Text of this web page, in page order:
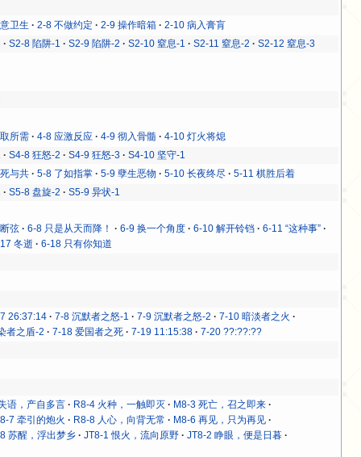
卫生 2-8 不做约定 2-9 操作暗箱
2-10 病入膏肓
S2-8 陷阱-1 S2-9 陷阱-2 S2-10 窒息-1 S2-11 窒息-2 S2-12 窒息-3
所需 4-8 应激反应 4-9 彻入骨髓
4-10 灯火将熄
S4-8 狂怒-2 S4-9 狂怒-3
S4-10 坚守-1
与共
5-8 了如指掌 5-9 孽生恶物 5-10 长夜终尽
5-11 棋胜后着
S5-8 盘旋-2 S5-9 异状-1
弦 6-8 只是从天而降！ 6-9 换一个角度 6-10 解开铃铛
6-11 “这种事”
冬逝
6-18 只有你知道
26:37:14 7-8 沉默者之怒-1 7-9 沉默者之怒-2
7-10 暗淡者之火
者之盾-2
7-18 爱国者之死 7-19 11:15:38 7-20 ??:??:??
语，产自多言 R8-4 火种，一触即灭
M8-3 死亡，召之即来
7 牵引的炮火
R8-8 人心，向背无常
M8-6 再见，只为再见
苏醒，浮出梦乡
JT8-1 恨火，流向原野 JT8-2 睁眼，便是日暮